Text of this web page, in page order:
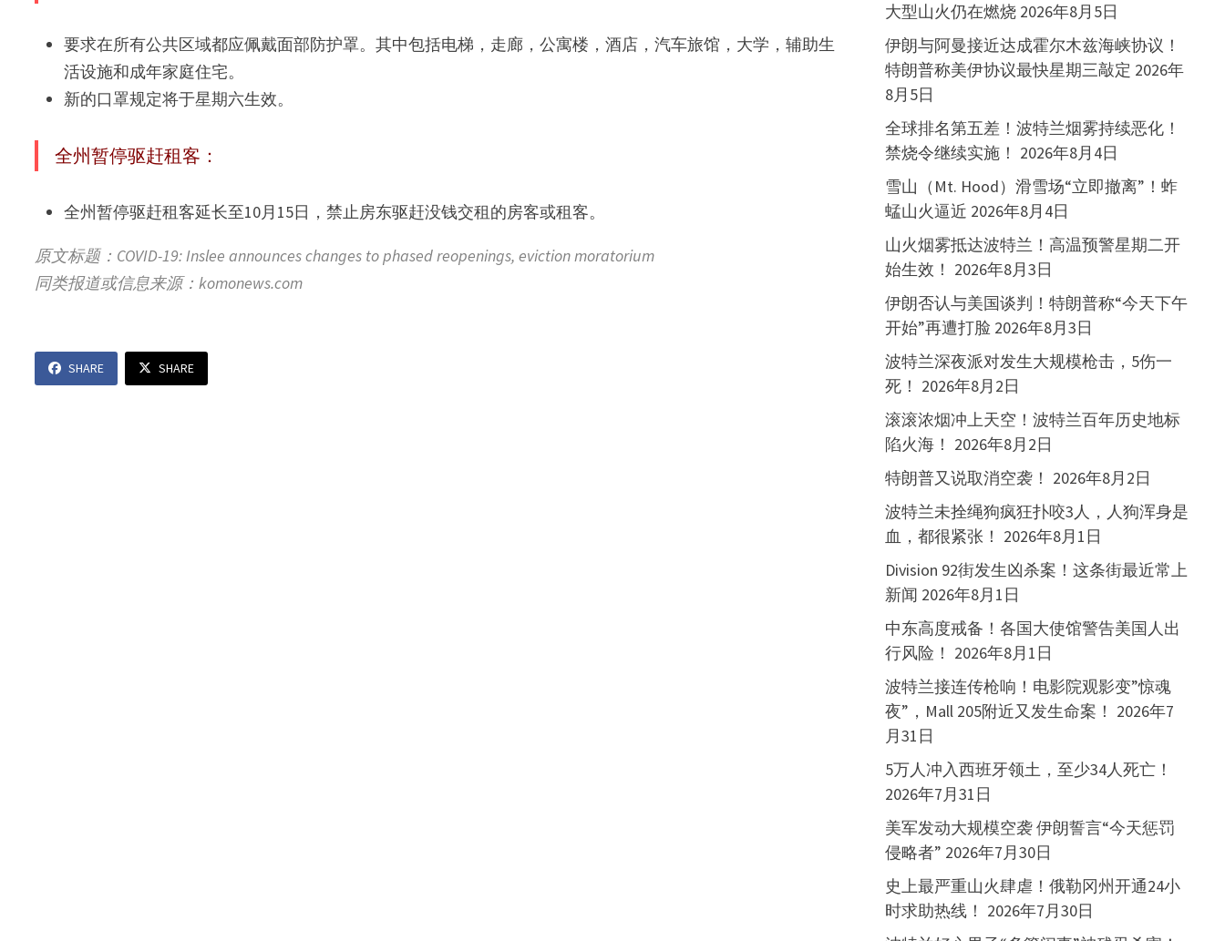
要求在所有公共区域都应佩戴面部防护罩。其中包括电梯，走廊，公寓楼，酒店，汽车旅馆，大学，辅助生
活设施和成年家庭住宅。
新的口罩规定将于星期六生效。
全州暂停驱赶租客：
全州暂停驱赶租客延长至10月15日，禁止房东驱赶没钱交租的房客或租客。
原文标题：COVID-19: Inslee announces changes to phased reopenings, eviction moratorium
同类报道或信息来源：komonews.com
SHARE SHARE
大型山火仍在燃烧 2026年8月5日
伊朗与阿曼接近达成霍尔木兹海峡协议！
特朗普称美伊协议最快星期三敲定 2026年
8月5日
全球排名第五差！波特兰烟雾持续恶化！
禁烧令继续实施！ 2026年8月4日
雪山（Mt. Hood）滑雪场“立即撤离”！蚱
蜢山火逼近 2026年8月4日
山火烟雾抵达波特兰！高温预警星期二开
始生效！ 2026年8月3日
伊朗否认与美国谈判！特朗普称“今天下午
开始”再遭打脸 2026年8月3日
波特兰深夜派对发生大规模枪击，5伤一
死！ 2026年8月2日
滚滚浓烟冲上天空！波特兰百年历史地标
陷火海！ 2026年8月2日
特朗普又说取消空袭！ 2026年8月2日
波特兰未拴绳狗疯狂扑咬3人，人狗浑身是
血，都很紧张！ 2026年8月1日
Division 92街发生凶杀案！这条街最近常上
新闻 2026年8月1日
中东高度戒备！各国大使馆警告美国人出
行风险！ 2026年8月1日
波特兰接连传枪响！电影院观影变”惊魂
夜”，Mall 205附近又发生命案！ 2026年7
月31日
5万人冲入西班牙领土，至少34人死亡！
2026年7月31日
美军发动大规模空袭 伊朗誓言“今天惩罚
侵略者” 2026年7月30日
史上最严重山火肆虐！俄勒冈州开通24小
时求助热线！ 2026年7月30日